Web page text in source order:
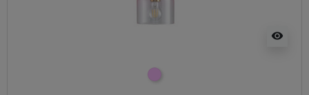
visibility
różowy